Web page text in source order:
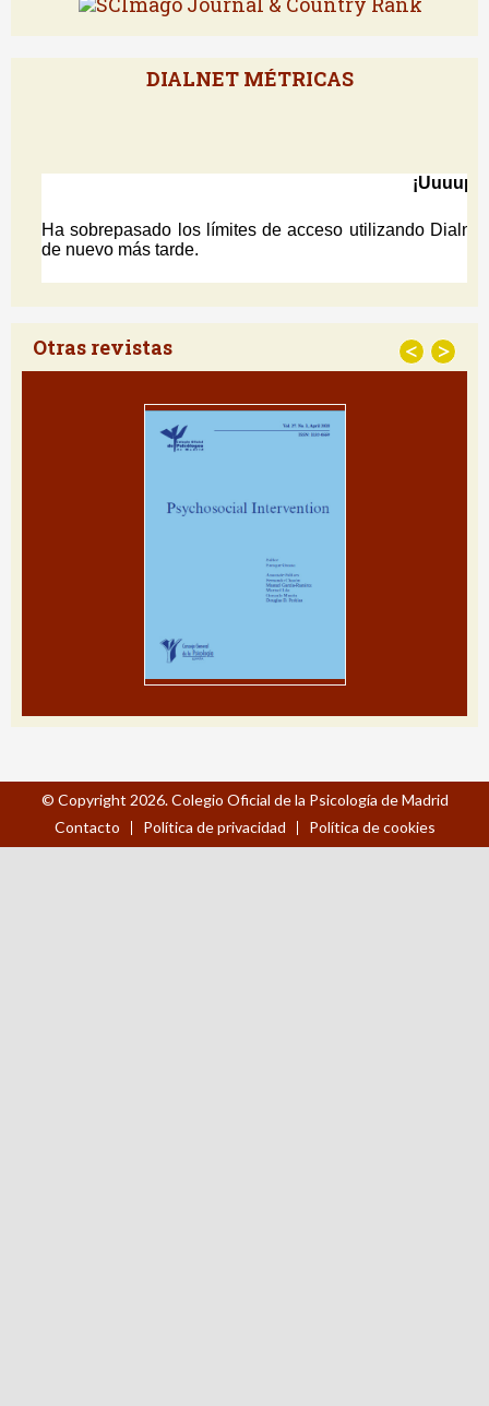
DIALNET MÉTRICAS
Otras revistas < >
© Copyright 2026. Colegio Oficial de la Psicología de Madrid
Contacto
Política de privacidad Política de cookies